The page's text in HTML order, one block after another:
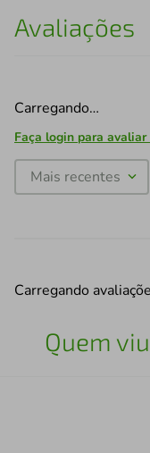
Avaliações
Carregando…
Faça login para
Mais recentes
Carregando
Quem